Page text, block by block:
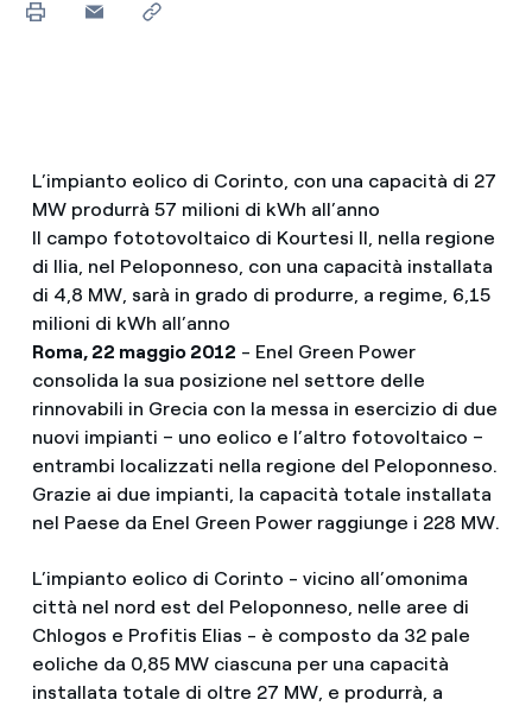
L’impianto eolico di Corinto, con una capacità di 27
MW produrrà 57 milioni di kWh all’anno
Il campo fototovoltaico di Kourtesi II, nella regione
di Ilia, nel Peloponneso, con una capacità installata
di 4,8 MW, sarà in grado di produrre, a regime, 6,15
milioni di kWh all’anno
Roma, 22 maggio 2012 - Enel Green Power
consolida la sua posizione nel settore delle
rinnovabili in Grecia con la messa in esercizio di due
nuovi impianti – uno eolico e l’altro fotovoltaico –
entrambi localizzati nella regione del Peloponneso.
Grazie ai due impianti, la capacità totale installata
nel Paese da Enel Green Power raggiunge i 228 MW.
L’impianto eolico di Corinto - vicino all’omonima
città nel nord est del Peloponneso, nelle aree di
Chlogos e Profitis Elias - è composto da 32 pale
eoliche da 0,85 MW ciascuna per una capacità
installata totale di oltre 27 MW, e produrrà, a